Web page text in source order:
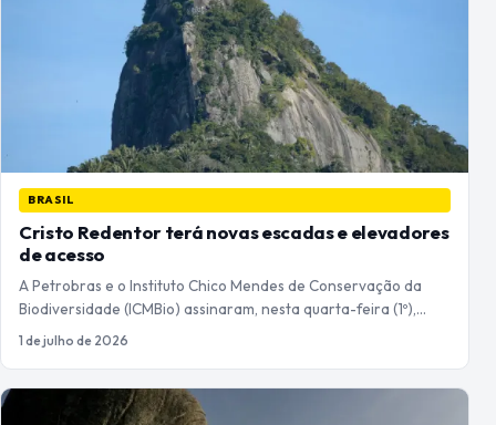
BRASIL
Cristo Redentor terá novas escadas e elevadores
de acesso
A Petrobras e o Instituto Chico Mendes de Conservação da
Biodiversidade (ICMBio) assinaram, nesta quarta-feira (1º),…
1 de julho de 2026